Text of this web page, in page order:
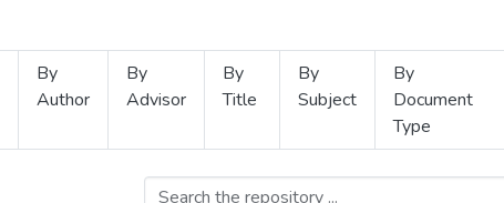
By
Author
By
Advisor
By
Title
By
Subject
By
Document
Type